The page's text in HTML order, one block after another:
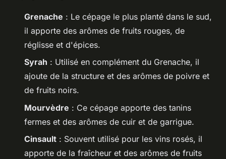
Grenache : Le cépage le plus planté dans le sud,
il apporte des arômes de fruits rouges, de
réglisse et d'épices.
Syrah : Utilisé en complément du Grenache, il
ajoute de la structure et des arômes de poivre et
de fruits noirs.
Mourvèdre : Ce cépage apporte des tanins
fermes et des arômes de cuir et de garrigue.
Cinsault : Souvent utilisé pour les vins rosés, il
apporte de la fraîcheur et des arômes de fruits